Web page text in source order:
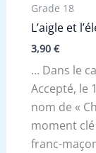
Grade 18
L’aigle et
3,90 €
… Dans le
Accepté, le
nom de «
moment
franc-